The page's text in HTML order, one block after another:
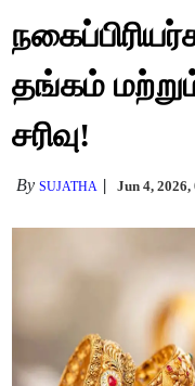
தங்கம்
சரிவு!
BySUJATHA Jun 4,